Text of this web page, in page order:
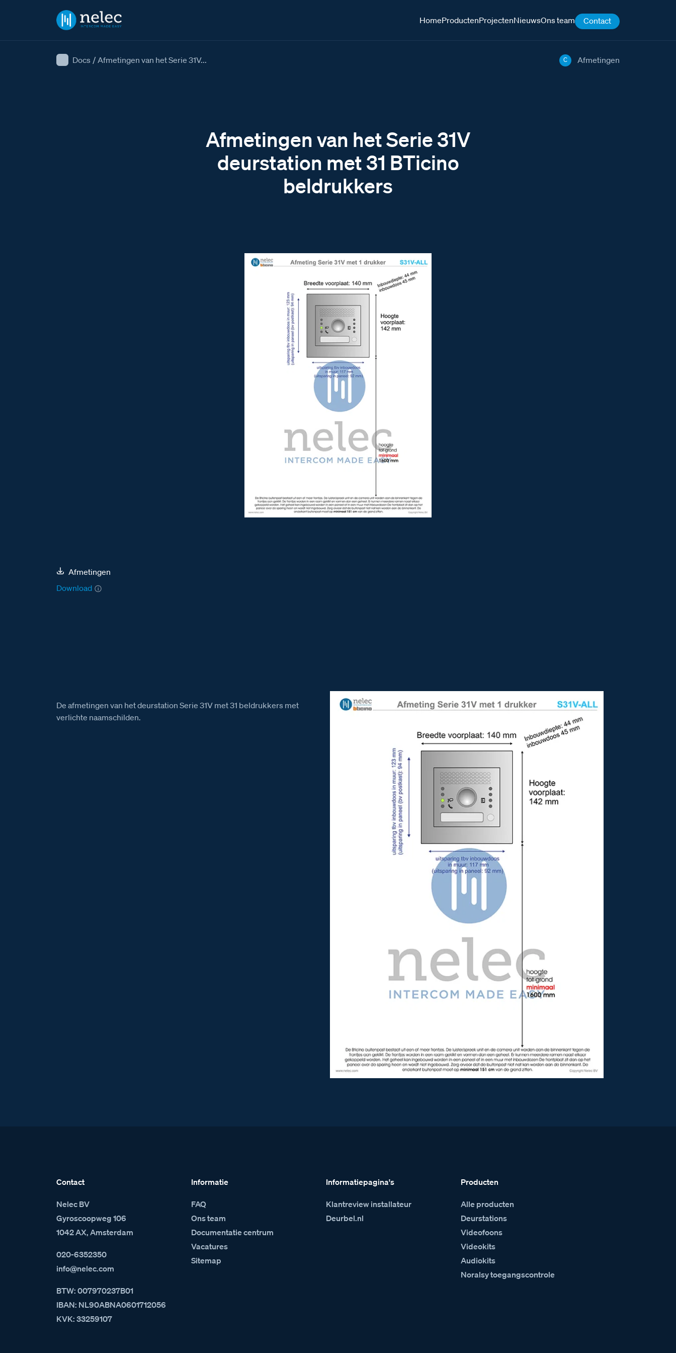
HomeProductenProjectenNieuwsOns team Contact
Docs / Afmetingen van het Serie 31V... C Afmetingen
Afmetingen van het Serie 31V
deurstation met 31 BTicino
beldrukkers
Afmetingen
Download
De afmetingen van het deurstation Serie 31V met 31 beldrukkers met
verlichte naamschilden.
Contact
Nelec BV
Gyroscoopweg 106
1042 AX, Amsterdam
020-6352350
info@nelec.com
BTW: 007970237B01
IBAN: NL90ABNA0601712056
KVK: 33259107
Informatie
FAQ
Ons team
Documentatie centrum
Vacatures
Sitemap
Informatiepagina's
Klantreview installateur
Deurbel.nl
Producten
Alle producten
Deurstations
Videofoons
Videokits
Audiokits
Noralsy toegangscontrole